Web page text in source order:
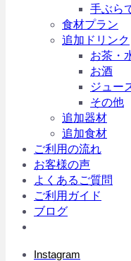
手ぶら
食材プラン
追加ドリンク
お茶・
お酒
ジュー
その他
追加器材
追加食材
ご利用の流れ
お客様の声
よくあるご質問
ご利用ガイド
ブログ
Instagram